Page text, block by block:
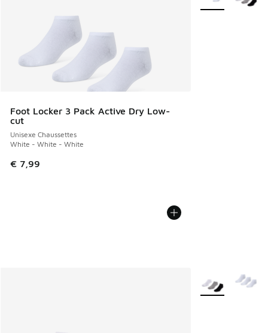
Foot Locker 3 Pack Active Dry Low-
cut
Unisexe Chaussettes
White - White - White
€ 7,99
Plus de couleurs